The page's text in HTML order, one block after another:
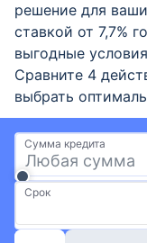
решение для
ставкой от 7,7%
выгодные
Сравните 4
выбрать
Сумма кредита
Срок